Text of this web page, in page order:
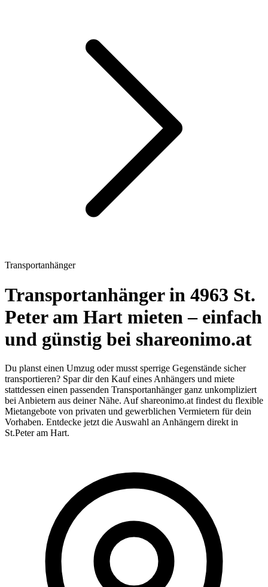
Transportanhänger
Transportanhänger in 4963 St.
Peter am Hart mieten – einfach
und günstig bei shareonimo.at
Du planst einen Umzug oder musst sperrige Gegenstände sicher
transportieren? Spar dir den Kauf eines Anhängers und miete
stattdessen einen passenden Transportanhänger ganz unkompliziert
bei Anbietern aus deiner Nähe. Auf shareonimo.at findest du flexible
Mietangebote von privaten und gewerblichen Vermietern für dein
Vorhaben. Entdecke jetzt die Auswahl an Anhängern direkt in
St.Peter am Hart.